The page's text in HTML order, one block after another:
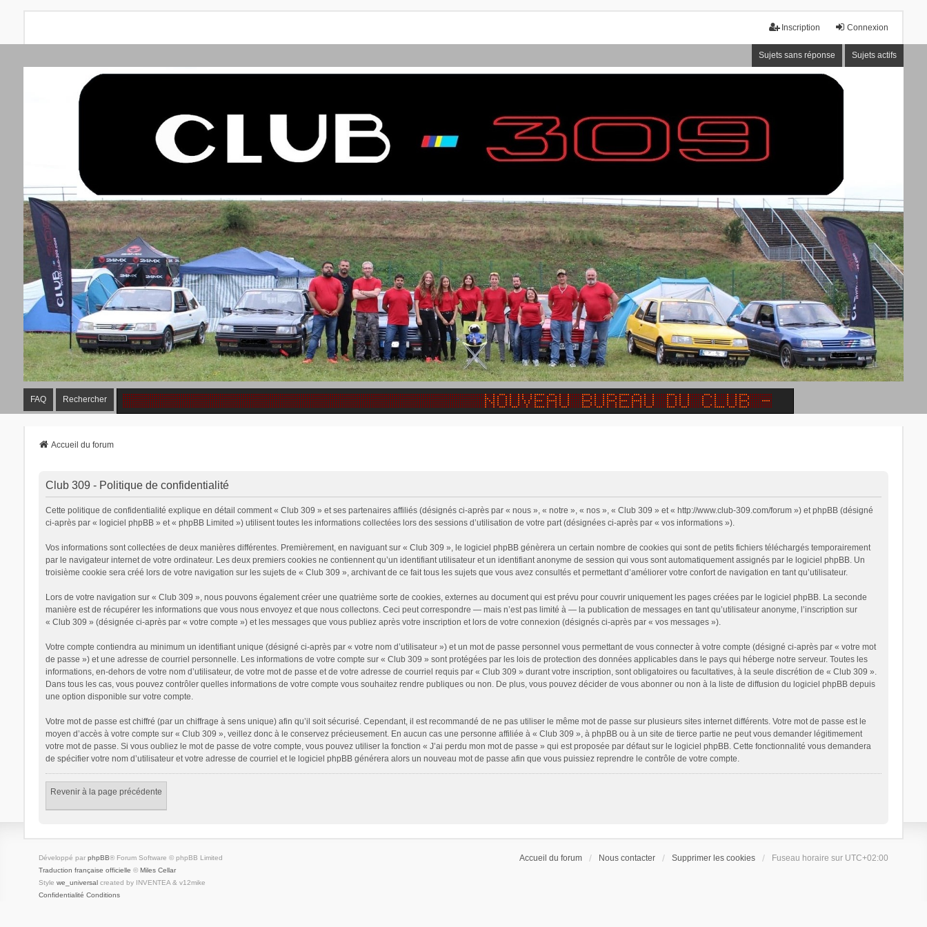
Connexion
Inscription
Sujets sans réponse Sujets actifs
FAQ Rechercher
Accueil du forum
Club 309 - Politique de confidentialité
Cette politique de confidentialité explique en détail comment « Club 309 » et ses partenaires affiliés (désignés ci-après par « nous », « notre », « nos », « Club 309 » et « http://www.club-309.com/forum ») et phpBB (désigné
ci-après par « logiciel phpBB » et « phpBB Limited ») utilisent toutes les informations collectées lors des sessions d’utilisation de votre part (désignées ci-après par « vos informations »).
Vos informations sont collectées de deux manières différentes. Premièrement, en naviguant sur « Club 309 », le logiciel phpBB génèrera un certain nombre de cookies qui sont de petits fichiers téléchargés temporairement
par le navigateur internet de votre ordinateur. Les deux premiers cookies ne contiennent qu’un identifiant utilisateur et un identifiant anonyme de session qui vous sont automatiquement assignés par le logiciel phpBB. Un
troisième cookie sera créé lors de votre navigation sur les sujets de « Club 309 », archivant de ce fait tous les sujets que vous avez consultés et permettant d’améliorer votre confort de navigation en tant qu’utilisateur.
Lors de votre navigation sur « Club 309 », nous pouvons également créer une quatrième sorte de cookies, externes au document qui est prévu pour couvrir uniquement les pages créées par le logiciel phpBB. La seconde
manière est de récupérer les informations que vous nous envoyez et que nous collectons. Ceci peut correspondre — mais n’est pas limité à — la publication de messages en tant qu’utilisateur anonyme, l’inscription sur
« Club 309 » (désignée ci-après par « votre compte ») et les messages que vous publiez après votre inscription et lors de votre connexion (désignés ci-après par « vos messages »).
Votre compte contiendra au minimum un identifiant unique (désigné ci-après par « votre nom d’utilisateur ») et un mot de passe personnel vous permettant de vous connecter à votre compte (désigné ci-après par « votre mot
de passe ») et une adresse de courriel personnelle. Les informations de votre compte sur « Club 309 » sont protégées par les lois de protection des données applicables dans le pays qui héberge notre serveur. Toutes les
informations, en-dehors de votre nom d’utilisateur, de votre mot de passe et de votre adresse de courriel requis par « Club 309 » durant votre inscription, sont obligatoires ou facultatives, à la seule discrétion de « Club 309 ».
Dans tous les cas, vous pouvez contrôler quelles informations de votre compte vous souhaitez rendre publiques ou non. De plus, vous pouvez décider de vous abonner ou non à la liste de diffusion du logiciel phpBB depuis
une option disponible sur votre compte.
Votre mot de passe est chiffré (par un chiffrage à sens unique) afin qu’il soit sécurisé. Cependant, il est recommandé de ne pas utiliser le même mot de passe sur plusieurs sites internet différents. Votre mot de passe est le
moyen d’accès à votre compte sur « Club 309 », veillez donc à le conservez précieusement. En aucun cas une personne affiliée à « Club 309 », à phpBB ou à un site de tierce partie ne peut vous demander légitimement
votre mot de passe. Si vous oubliez le mot de passe de votre compte, vous pouvez utiliser la fonction « J’ai perdu mon mot de passe » qui est proposée par défaut sur le logiciel phpBB. Cette fonctionnalité vous demandera
de spécifier votre nom d’utilisateur et votre adresse de courriel et le logiciel phpBB générera alors un nouveau mot de passe afin que vous puissiez reprendre le contrôle de votre compte.
Revenir à la page précédente
Accueil du forum Nous contacter Supprimer les cookies Fuseau horaire sur UTC+02:00
Développé par phpBB® Forum Software © phpBB Limited
Traduction française officielle © Miles Cellar
Style we_universalcreated by INVENTEA & v12mike
Confidentialité Conditions